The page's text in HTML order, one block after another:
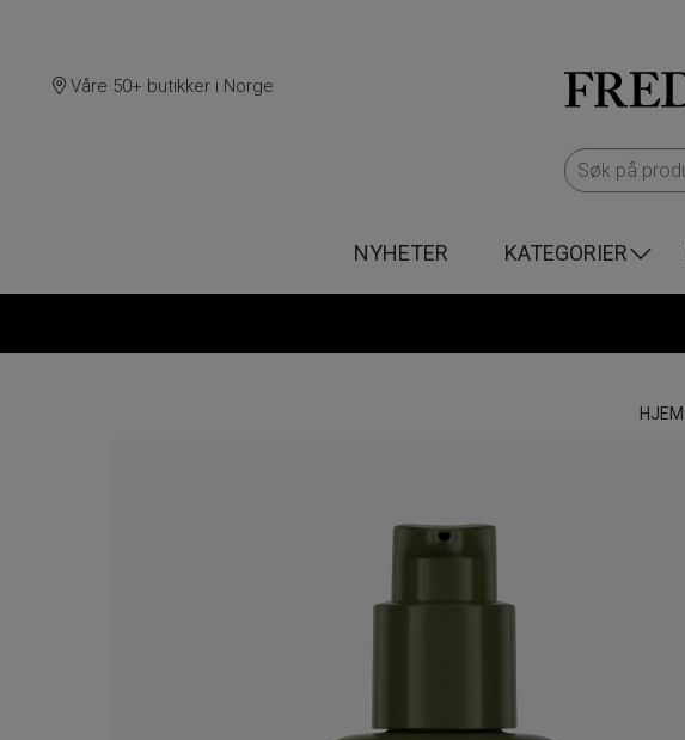
Våre 50+ butikker i Norge
NYHETER KATEGORIER
HJEM